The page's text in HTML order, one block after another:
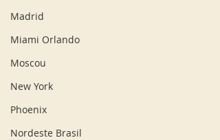
Madrid
Miami Orlando
Moscou
New York
Phoenix
Nordeste Brasil